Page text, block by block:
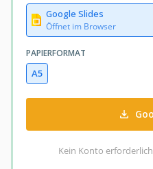
Google Slides
Öffnet im Browser
PAPIERFORMAT
A5
Kein Konto